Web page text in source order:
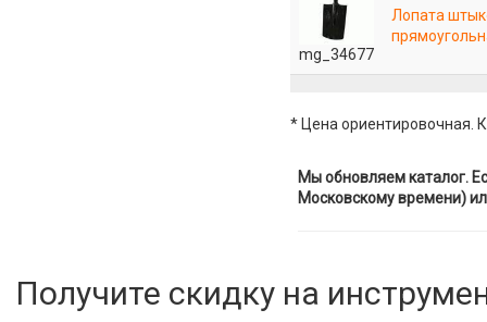
mg_34677
Лопата
* Цена ориентировочная.
Мы обновляем каталог.
Московскому времени)
Получите скидку на